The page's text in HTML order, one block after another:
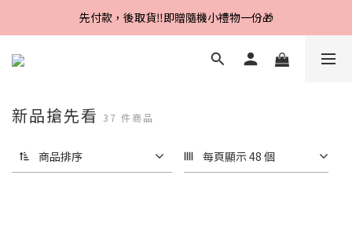
Line好友招募中，首購、回購皆贈100元
先付款，後取貨‼️即贈隨機小禮物一份🎁
Line好友招募中，首購、回購皆贈100元
新品搶先看 37 件商品
商品排序 每頁顯示 48 個